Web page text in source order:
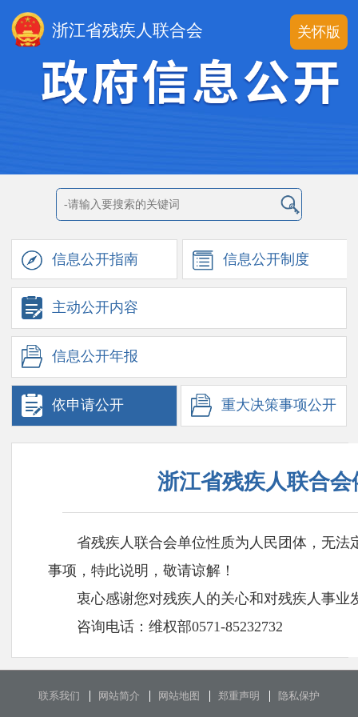
关怀版
浙江省残疾人联合会
信息公开指南 信息公开制度
主动公开内容
信息公开年报
依申请公开 重大决策事项公开
浙江省残疾人联合
省残疾人联合会单位性质为人民团体，无
事项，特此说明，敬请谅解！
衷心感谢您对残疾人的关心和对残疾人事业
咨询电话：维权部0571-85232732
联系我们 网站简介 网站地图 郑重声明 隐私保护